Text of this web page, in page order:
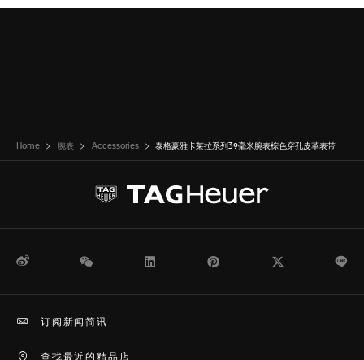
Home 腕表 Accessories 泰格豪雅卡莱拉系列39毫米腕表棕色穿孔皮革表带
微博 WeChat Pinterest
查找最近的精品店
订阅新闻简讯